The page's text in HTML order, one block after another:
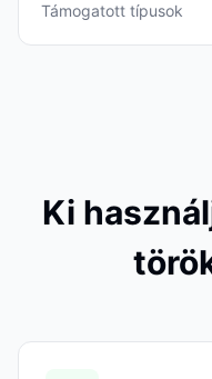
Támogatott típusok
Ki